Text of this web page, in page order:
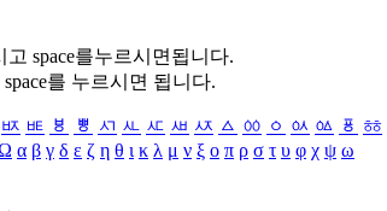
고 space를누르시면됩니다.
를 누르시면 됩니다.
ㅶ ㅷ ㅸ ㅹ ㅺ ㅻ ㅼ ㅽ ㅾ ㅿ ㆀ ㆁ ㆂ ㆃ ㆄ ㆅ
α β γ δ ε ζ η θ ι κ λ μ ν ξ ο π ρ σ τ υ φ χ ψ ω